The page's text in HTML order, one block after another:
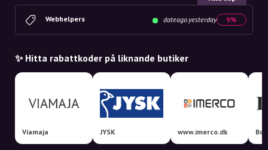
Webhelpers dateago.yesterday 9%
✨ Hitta rabattkoder på liknande butiker
Viamaja JYSK www.imerco.dk